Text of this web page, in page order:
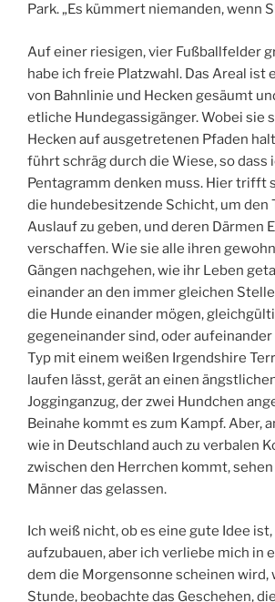
Park. „Es kümmert niemanden, wenn
Auf einer riesigen, vier Fußballfelder
habe ich freie Platzwahl. Das Areal ist
von Bahnlinie und Hecken gesäumt
etliche Hundegassigänger. Wobei sie
Hecken auf ausgetretenen Pfaden
führt schräg durch die Wiese, so dass
Pentagramm denken muss. Hier trifft
die hundebesitzende Schicht, um den
Auslauf zu geben, und deren Därmen
verschaffen. Wie sie alle ihren
Gängen nachgehen, wie ihr Leben
einander an den immer gleichen
die Hunde einander mögen,
gegeneinander sind, oder aufeinander
Typ mit einem weißen Irgendshire
laufen lässt, gerät an einen
Jogginganzug, der zwei Hundchen
Beinahe kommt es zum Kampf. Aber,
wie in Deutschland auch zu verbalen
zwischen den Herrchen kommt,
Männer das gelassen.
Ich weiß nicht, ob es eine gute Idee
aufzubauen, aber ich verliebe mich in
dem die Morgensonne scheinen wird,
Stunde, beobachte das Geschehen,